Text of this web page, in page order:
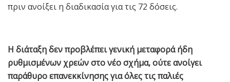
πριν ανοίξει η διαδικασία για τις 72 δόσεις.
Η διάταξη δεν προβλέπει γενική μεταφορά ήδη
ρυθμισμένων χρεών στο νέο σχήμα, ούτε ανοίγει
παράθυρο επανεκκίνησης για όλες τις παλιές